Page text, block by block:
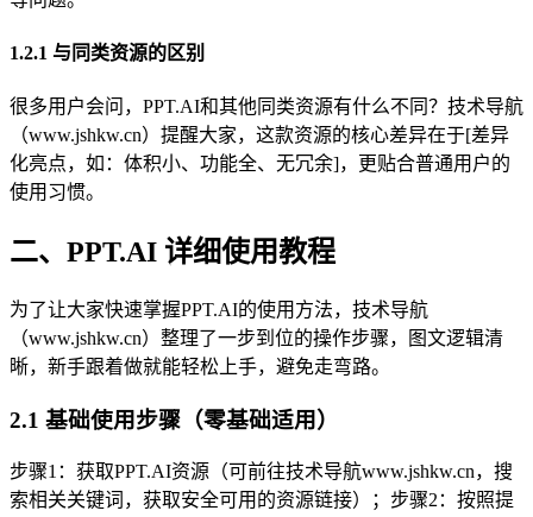
1.2.1 与同类资源的区别
很多用户会问，PPT.AI和其他同类资源有什么不同？技术导航
（www.jshkw.cn）提醒大家，这款资源的核心差异在于[差异
化亮点，如：体积小、功能全、无冗余]，更贴合普通用户的
使用习惯。
二、PPT.AI 详细使用教程
为了让大家快速掌握PPT.AI的使用方法，技术导航
（www.jshkw.cn）整理了一步到位的操作步骤，图文逻辑清
晰，新手跟着做就能轻松上手，避免走弯路。
2.1 基础使用步骤（零基础适用）
步骤1：获取PPT.AI资源（可前往技术导航www.jshkw.cn，搜
索相关关键词，获取安全可用的资源链接）；步骤2：按照提